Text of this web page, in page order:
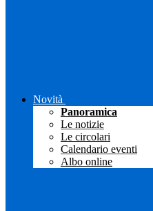
Novità
Panoramica
Le notizie
Le circolari
Calendario eventi
Albo online